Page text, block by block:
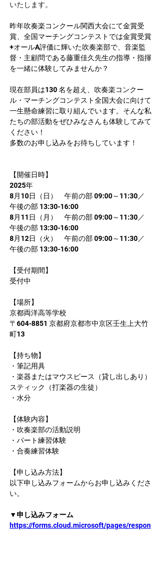
いたします。
昨年吹奏楽コンクール関西大会にて金賞受
賞、全国マーチングコンテストでは金賞受賞
+オールA評価に輝いた吹奏楽部で、音楽監
督・主顧問である藤重佳久先生の指導・指揮
を一緒に体験してみませんか？
現在部員は130 名を超え、吹奏楽コンクー
ル・マーチングコンテスト全国大会に向けて
一生懸命練習に取り組んでいます。そんな私
たちの部活動をぜひみなさんも体験してみて
ください！
多数のお申し込みをお待ちしています！
【開催日時】
2025年
8月10日（日）　午前の部 09:00～11:30／
午後の部 13:30-16:00
8月11日（月）　午前の部 09:00～11:30／
午後の部 13:30-16:00
8月12日（火）　午前の部 09:00～11:30／
午後の部 13:30-16:00
【受付期間】
受付中
【場所】
京都両洋高等学校
〒604-8851 京都府京都市中京区壬生上大竹
町13
【持ち物】
・筆記用具
・楽器またはマウスピース（貸し出しあり）
スティック（打楽器の生徒）
・水分
【体験内容】
・吹奏楽部の活動説明
・パート練習体験
・合奏練習体験
【申し込み方法】
以下申し込みフォームからお申し込みくださ
い。
▼申し込みフォーム
https://forms.cloud.microsoft/pages/respon